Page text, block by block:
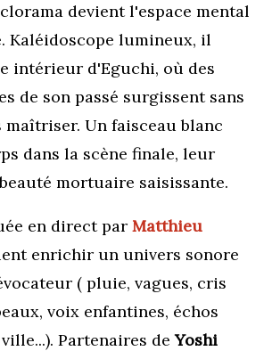
devient l'espace mental
Kaléidoscope lumineux, il
intérieur d'Eguchi, où des
de son passé surgissent sans
Un faisceau blanc
dans la scène finale, leur
mortuaire saisissante.
en direct par Matthieu
enrichir un univers sonore
( pluie, vagues, cris
voix enfantines, échos
Partenaires deYoshi